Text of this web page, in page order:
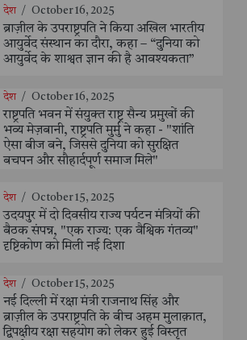
देश / October 16, 2025
ब्राज़ील के उपराष्ट्रपति ने किया अखिल भारतीय
आयुर्वेद संस्थान का दौरा, कहा – “दुनिया को
आयुर्वेद के शाश्वत ज्ञान की है आवश्यकता”
देश / October 16, 2025
राष्ट्रपति भवन में संयुक्त राष्ट्र सैन्य प्रमुखों की
भव्य मेज़बानी, राष्ट्रपति मुर्मु ने कहा - "शांति
ऐसा बीज बने, जिससे दुनिया को सुरक्षित
बचपन और सौहार्दपूर्ण समाज मिले"
देश / October 15, 2025
उदयपुर में दो दिवसीय राज्य पर्यटन मंत्रियों की
बैठक संपन्न, "एक राज्य: एक वैश्विक गंतव्य"
दृष्टिकोण को मिली नई दिशा
देश / October 15, 2025
नई दिल्ली में रक्षा मंत्री राजनाथ सिंह और
ब्राज़ील के उपराष्ट्रपति के बीच अहम मुलाक़ात,
द्विपक्षीय रक्षा सहयोग को लेकर हुई विस्तृत